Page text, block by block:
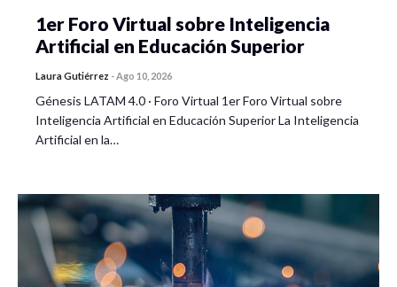
1er Foro Virtual sobre Inteligencia
Artificial en Educación Superior
Laura Gutiérrez -Ago 10, 2026
Génesis LATAM 4.0 · Foro Virtual 1er Foro Virtual sobre
Inteligencia Artificial en Educación Superior La Inteligencia
Artificial en la…